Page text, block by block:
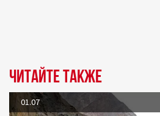
Читайте также
01.07